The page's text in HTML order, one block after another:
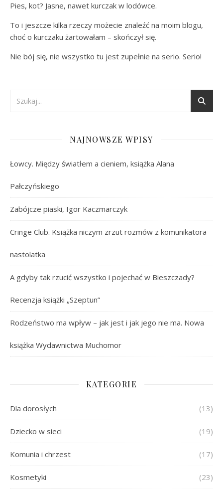
Pies, kot? Jasne, nawet kurczak w lodówce.
To i jeszcze kilka rzeczy możecie znaleźć na moim blogu,
choć o kurczaku żartowałam – skończył się.
Nie bój się, nie wszystko tu jest zupełnie na serio. Serio!
NAJNOWSZE WPISY
Łowcy. Między światłem a cieniem, książka Alana
Pałczyńskiego
Zabójcze piaski, Igor Kaczmarczyk
Cringe Club. Książka niczym zrzut rozmów z komunikatora
nastolatka
A gdyby tak rzucić wszystko i pojechać w Bieszczady?
Recenzja książki „Szeptun”
Rodzeństwo ma wpływ – jak jest i jak jego nie ma. Nowa
książka Wydawnictwa Muchomor
KATEGORIE
Dla dorosłych (13)
Dziecko w sieci (19)
Komunia i chrzest (17)
Kosmetyki (23)